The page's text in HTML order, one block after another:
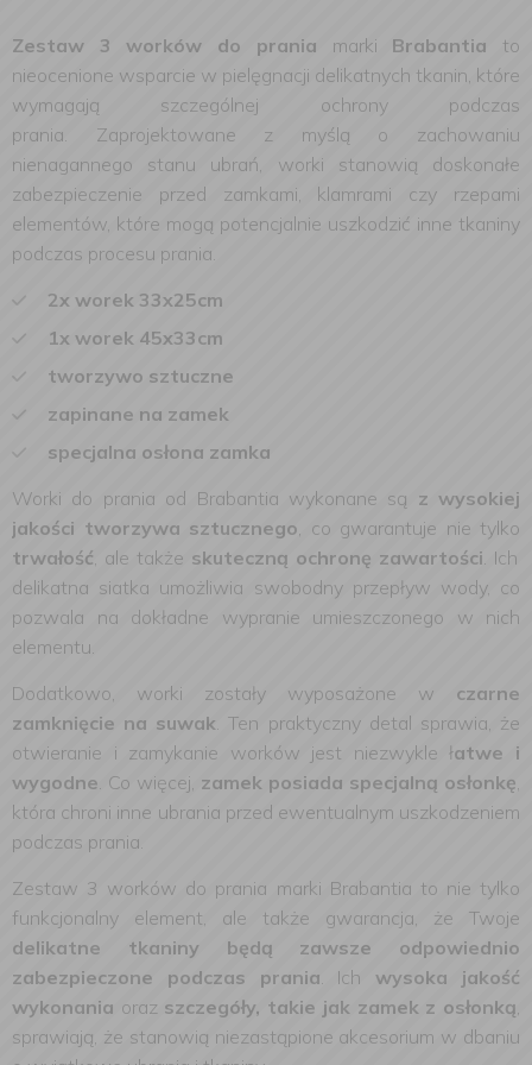
Zestaw 3 worków do prania marki Brabantia to
nieocenione wsparcie w pielęgnacji delikatnych tkanin, które
wymagają szczególnej ochrony podczas
prania. Zaprojektowane z myślą o zachowaniu
nienagannego stanu ubrań, worki stanowią doskonałe
zabezpieczenie przed zamkami, klamrami czy rzepami
elementów, które mogą potencjalnie uszkodzić inne tkaniny
podczas procesu prania.
​2x worek 33x25cm
1x worek 45x33cm
tworzywo sztuczne
zapinane na zamek
specjalna osłona zamka
​Worki do prania od Brabantia wykonane są z wysokiej
jakości tworzywa sztucznego, co gwarantuje nie tylko
trwałość, ale także skuteczną ochronę zawartości. Ich
delikatna siatka umożliwia swobodny przepływ wody, co
pozwala na dokładne wypranie umieszczonego w nich
elementu.
Dodatkowo, worki zostały wyposażone w czarne
zamknięcie na suwak. Ten praktyczny detal sprawia, że
otwieranie i zamykanie worków jest niezwykle łatwe i
wygodne. Co więcej, zamek posiada specjalną osłonkę,
która chroni inne ubrania przed ewentualnym uszkodzeniem
podczas prania.
Zestaw 3 worków do prania marki Brabantia to nie tylko
funkcjonalny element, ale także gwarancja, że Twoje
delikatne tkaniny będą zawsze odpowiednio
zabezpieczone podczas prania. Ich wysoka jakość
wykonania oraz szczegóły, takie jak zamek z osłonką,
sprawiają, że stanowią niezastąpione akcesorium w dbaniu